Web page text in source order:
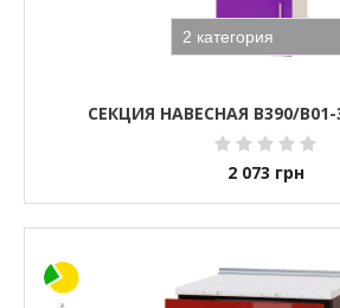
СЕКЦИЯ НАВЕСНАЯ В390/
2 073 грн